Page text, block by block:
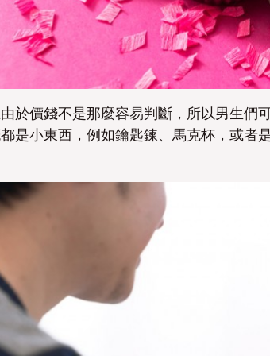
於價錢不是那麼容易判斷，所以男生們
是小東西，例如鑰匙鍊、馬克杯，或者